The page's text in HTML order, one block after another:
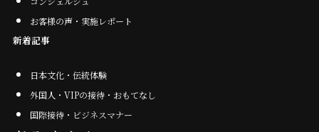
お客様の声・実施レポート
新着記事
日本文化・伝統体験
外国人・VIPの接待・おもてなし
国際接待・ビジネスマナー